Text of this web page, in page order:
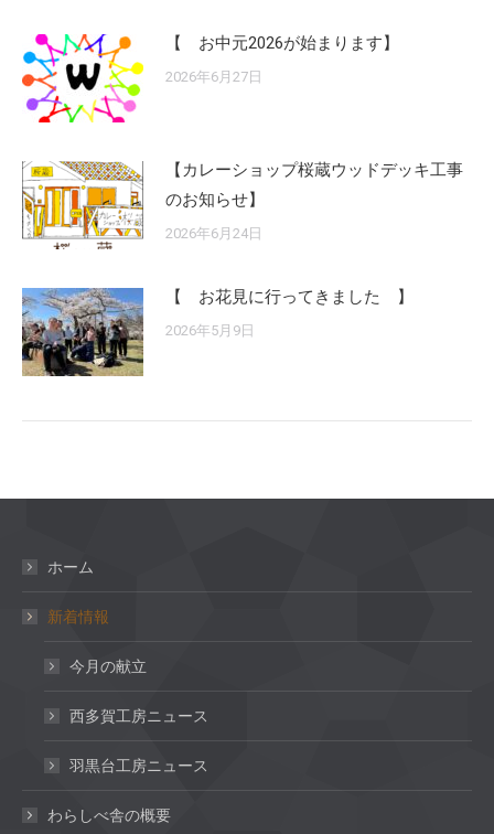
【 お中元2026が始まります】
2026年6月27日
【カレーショップ桜蔵ウッドデッキ工事
のお知らせ】
2026年6月24日
【 お花見に行ってきました 】
2026年5月9日
ホーム
新着情報
今月の献立
西多賀工房ニュース
羽黒台工房ニュース
わらしべ舎の概要